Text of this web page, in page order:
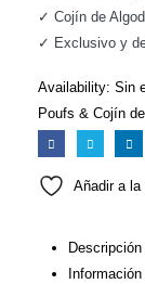
✓ Cojín de
✓ Exclusivo y
Availability: Sin
Poufs & Cojín
Añadir a la
Descripción